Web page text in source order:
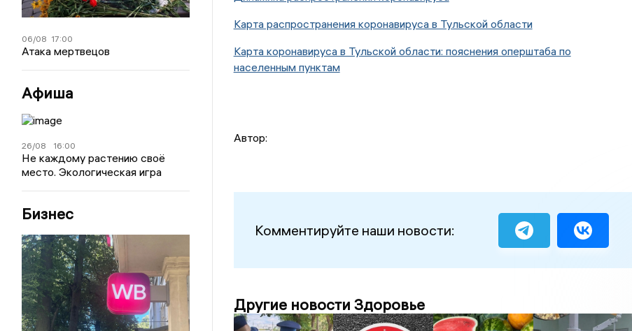
06/08 17:00
Атака мертвецов
Афиша
26/08 16:00
Не каждому растению своё
место. Экологическая игра
Бизнес
Карта распространения коронавируса в Тульской области
Карта коронавируса в Тульской области: пояснения оперштаба по
населенным пунктам
Автор:
Комментируйте наши новости:
Другие новости Здоровье